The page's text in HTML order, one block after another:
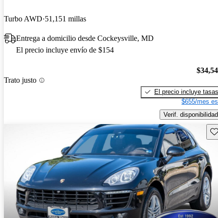
Turbo AWD 51,151 millas
Entrega a domicilio desde Cockeysville, MD
El precio incluye envío de $154
Trato justo
El precio incluye tasas
$655/mes
Verif. disponibilidad